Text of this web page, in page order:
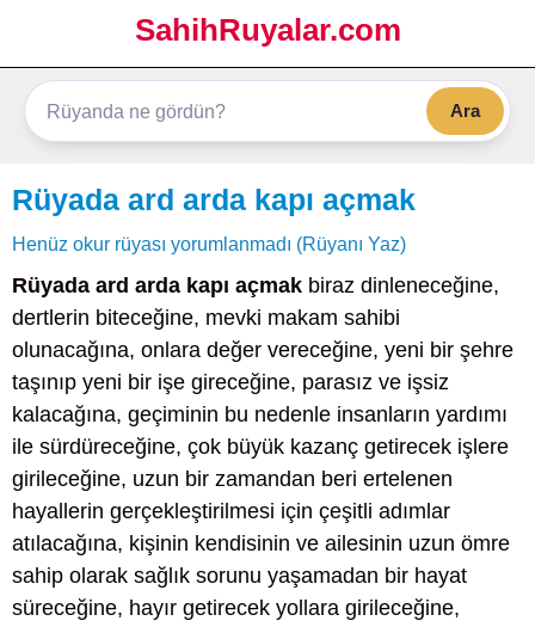
SahihRuyalar.com
Ara
Rüyada ard arda kapı açmak
Henüz okur rüyası yorumlanmadı (Rüyanı Yaz)
Rüyada ard arda kapı açmak biraz dinleneceğine,
dertlerin biteceğine, mevki makam sahibi
olunacağına, onlara değer vereceğine, yeni bir şehre
taşınıp yeni bir işe gireceğine, parasız ve işsiz
kalacağına, geçiminin bu nedenle insanların yardımı
ile sürdüreceğine, çok büyük kazanç getirecek işlere
girileceğine, uzun bir zamandan beri ertelenen
hayallerin gerçekleştirilmesi için çeşitli adımlar
atılacağına, kişinin kendisinin ve ailesinin uzun ömre
sahip olarak sağlık sorunu yaşamadan bir hayat
süreceğine, hayır getirecek yollara girileceğine,